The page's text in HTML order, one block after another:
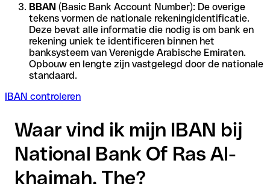
BBAN (Basic Bank Account Number): De overige
tekens vormen de nationale rekeningidentificatie.
Deze bevat alle informatie die nodig is om bank en
rekening uniek te identificeren binnen het
banksysteem van Verenigde Arabische Emiraten.
Opbouw en lengte zijn vastgelegd door de nationale
standaard.
IBAN controleren
Waar vind ik mijn IBAN bij
National Bank Of Ras Al-
khaimah, The?